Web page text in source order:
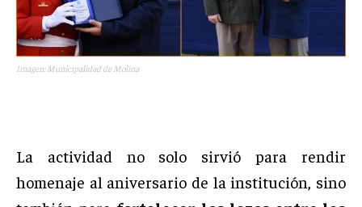
Imagen: Municipalidad de Molina
La actividad no solo sirvió para rendir
homenaje al aniversario de la institución, sino